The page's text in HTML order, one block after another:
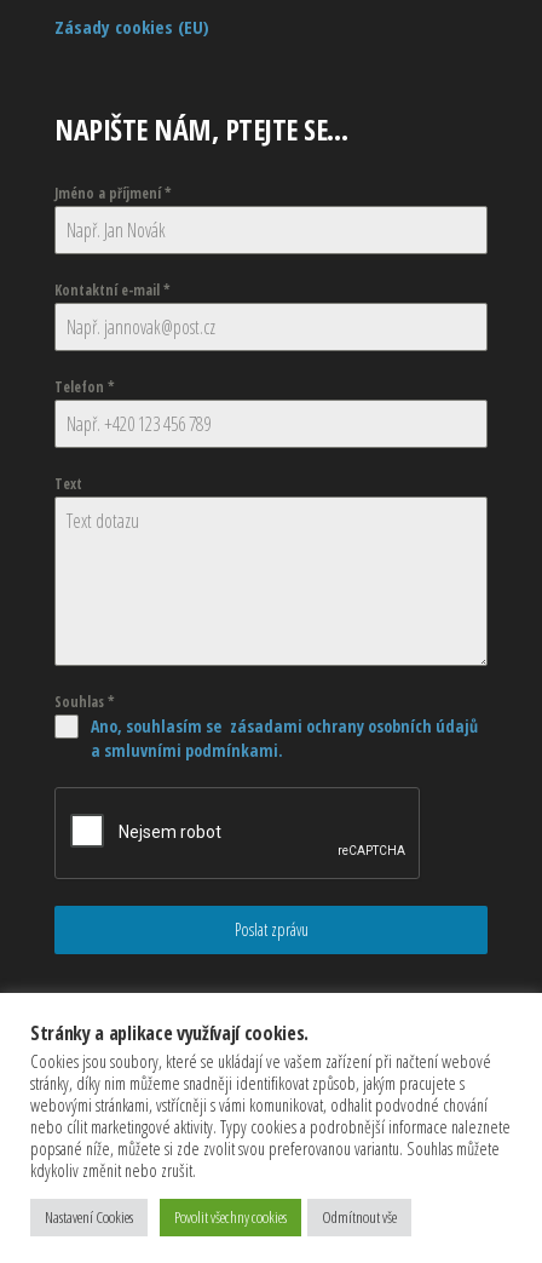
Zásady cookies (EU)
NAPIŠTE NÁM, PTEJTE SE…
Jméno a příjmení*
Kontaktní e-mail*
Telefon *
Text
Souhlas*
Ano, souhlasím se zásadami ochrany osobních údajů
a smluvními podmínkami.
Poslat zprávu
vyhrazena)
Stránky a aplikace využívají cookies.
Cookies jsou soubory, které se ukládají ve vašem zařízení při načtení webové
stránky, díky nim můžeme snadněji identifikovat způsob, jakým pracujete s
webovými stránkami, vstřícněji s vámi komunikovat, odhalit podvodné chování
nebo cílit marketingové aktivity. Typy cookies a podrobnější informace naleznete
popsané níže, můžete si zde zvolit svou preferovanou variantu. Souhlas můžete
kdykoliv změnit nebo zrušit.
Nastavení Cookies Povolit všechny cookies Odmítnout vše